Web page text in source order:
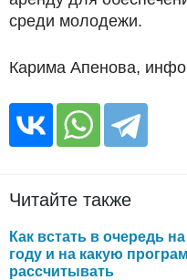
среди молодежи.
Карима Апенова,
Читайте также
Как встать в очередь
году и на какую
рассчитывать